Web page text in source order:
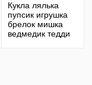
Кукла лялька
пупсик игрушка
брелок мишка
ведмедик тедди